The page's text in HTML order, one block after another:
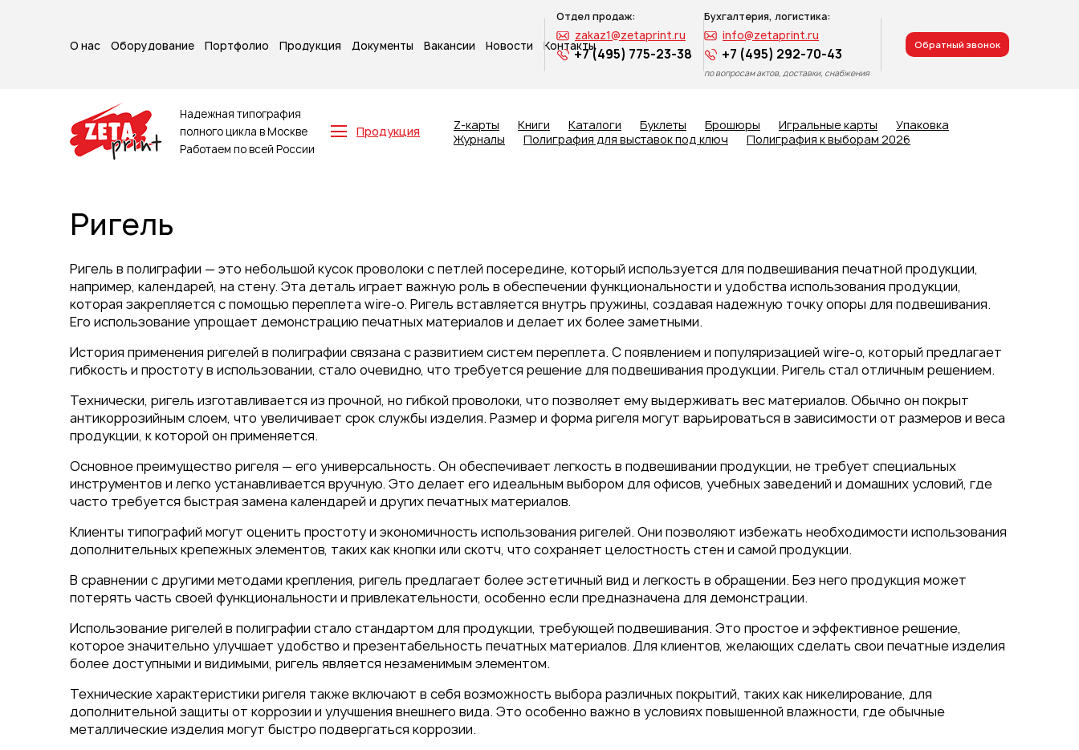
О нас Оборудование Портфолио Продукция Документы Вакансии Новости Контакты
Отдел продаж:
zakaz1@zetaprint.ru
+7 (495) 775-23-38
Бухгалтерия, логистика:
info@zetaprint.ru
+7 (495) 292-70-43
по вопросам актов, доставки, снабжения
Обратный звонок
Надежная типография
полного цикла в Москве
Работаем по всей России
Продукция
Каталоги
Листовки
Книги
Папки
Календари
Упаковка
Пакеты
Конверты
Журналы
Полиграфия для выставок под
ключ
Полиграфия к выборам 2026
Z-карты Книги Каталоги Буклеты Брошюры Игральные карты
Упаковка
Журналы
Полиграфия для выставок под ключ Полиграфия к выборам 2026
Ригель
Ригель в полиграфии — это небольшой кусок проволоки с петлей посередине, который используется для подвешивания печатной продукции,
например, календарей, на стену. Эта деталь играет важную роль в обеспечении функциональности и удобства использования продукции,
которая закрепляется с помощью переплета wire-o. Ригель вставляется внутрь пружины, создавая надежную точку опоры для подвешивания.
Его использование упрощает демонстрацию печатных материалов и делает их более заметными.
История применения ригелей в полиграфии связана с развитием систем переплета. С появлением и популяризацией wire-o, который предлагает
гибкость и простоту в использовании, стало очевидно, что требуется решение для подвешивания продукции. Ригель стал отличным решением.
Технически, ригель изготавливается из прочной, но гибкой проволоки, что позволяет ему выдерживать вес материалов. Обычно он покрыт
антикоррозийным слоем, что увеличивает срок службы изделия. Размер и форма ригеля могут варьироваться в зависимости от размеров и веса
продукции, к которой он применяется.
Основное преимущество ригеля — его универсальность. Он обеспечивает легкость в подвешивании продукции, не требует специальных
инструментов и легко устанавливается вручную. Это делает его идеальным выбором для офисов, учебных заведений и домашних условий, где
часто требуется быстрая замена календарей и других печатных материалов.
Клиенты типографий могут оценить простоту и экономичность использования ригелей. Они позволяют избежать необходимости использования
дополнительных крепежных элементов, таких как кнопки или скотч, что сохраняет целостность стен и самой продукции.
В сравнении с другими методами крепления, ригель предлагает более эстетичный вид и легкость в обращении. Без него продукция может
потерять часть своей функциональности и привлекательности, особенно если предназначена для демонстрации.
Использование ригелей в полиграфии стало стандартом для продукции, требующей подвешивания. Это простое и эффективное решение,
которое значительно улучшает удобство и презентабельность печатных материалов. Для клиентов, желающих сделать свои печатные изделия
более доступными и видимыми, ригель является незаменимым элементом.
Технические характеристики ригеля также включают в себя возможность выбора различных покрытий, таких как никелирование, для
дополнительной защиты от коррозии и улучшения внешнего вида. Это особенно важно в условиях повышенной влажности, где обычные
металлические изделия могут быстро подвергаться коррозии.